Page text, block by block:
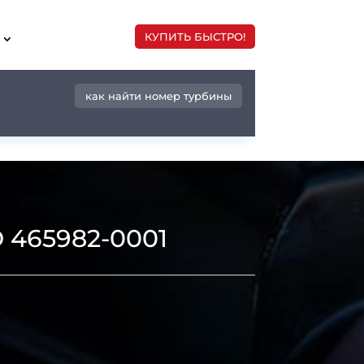
КУПИТЬ БЫСТРО!
как найти номер турбины
465982-0001